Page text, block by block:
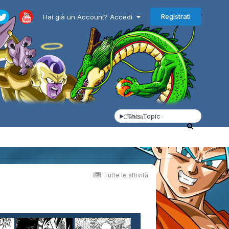
Hai già un Account? Accedi Registrati
This Topic
Tutte le attività